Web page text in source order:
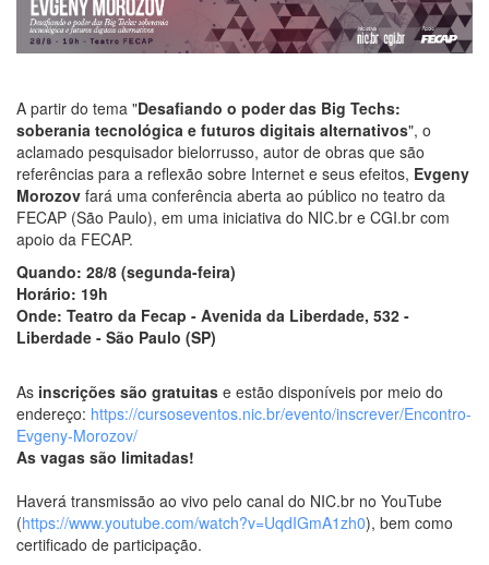
A partir do tema "Desafiando o poder das Big Techs:
soberania tecnológica e futuros digitais alternativos", o
aclamado pesquisador bielorrusso, autor de obras que são
referências para a reflexão sobre Internet e seus efeitos, Evgeny
Morozov fará uma conferência aberta ao público no teatro da
FECAP (São Paulo), em uma iniciativa do NIC.br e CGI.br com
apoio da FECAP.
Quando: 28/8 (segunda-feira)
Horário: 19h
Onde: Teatro da Fecap - Avenida da Liberdade, 532 -
Liberdade - São Paulo (SP)
As inscrições são gratuitas e estão disponíveis por meio do
endereço: https://cursoseventos.nic.br/evento/inscrever/Encontro-
Evgeny-Morozov/
As vagas são limitadas!
Haverá transmissão ao vivo pelo canal do NIC.br no YouTube
(https://www.youtube.com/watch?v=UqdIGmA1zh0), bem como
certificado de participação.